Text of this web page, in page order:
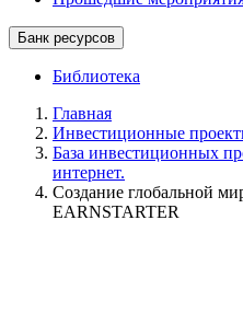
Банк ресурсов
Библиотека
Главная
Инвестиционные
База инвестиционных
интернет.
Создание глобальной
EARNSTARTER